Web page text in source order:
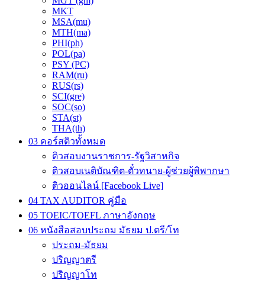
MKT
MSA(mu)
MTH(ma)
PHI(ph)
POL(pa)
PSY (PC)
RAM(ru)
RUS(rs)
SCI(gre)
SOC(so)
STA(st)
THA(th)
03 คอร์สติวทั้งหมด
ติวสอบงานราชการ-รัฐวิสาหกิจ
ติวสอบเนติบัณฑิต-ตั๋วทนาย-ผู้ช่วยผู้พิพากษา
ติวออนไลน์ [Facebook Live]
04 TAX AUDITOR คู่มือ
05 TOEIC/TOEFL ภาษาอังกฤษ
06 หนังสือสอบประถม มัธยม ป.ตรี/โท
ประถม-มัธยม
ปริญญาตรี
ปริญญาโท